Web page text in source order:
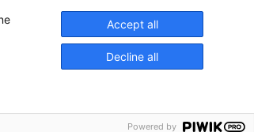
Accept all
Decline all
Powered by